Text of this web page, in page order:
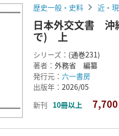
歴史一般・史料 近・
日本外交文書 沖
で) 上
シリーズ： (通巻231)
著者： 外務省 編纂
発行元： 六一書房
出版年： 2026/05
新刊 10冊以上 7,700